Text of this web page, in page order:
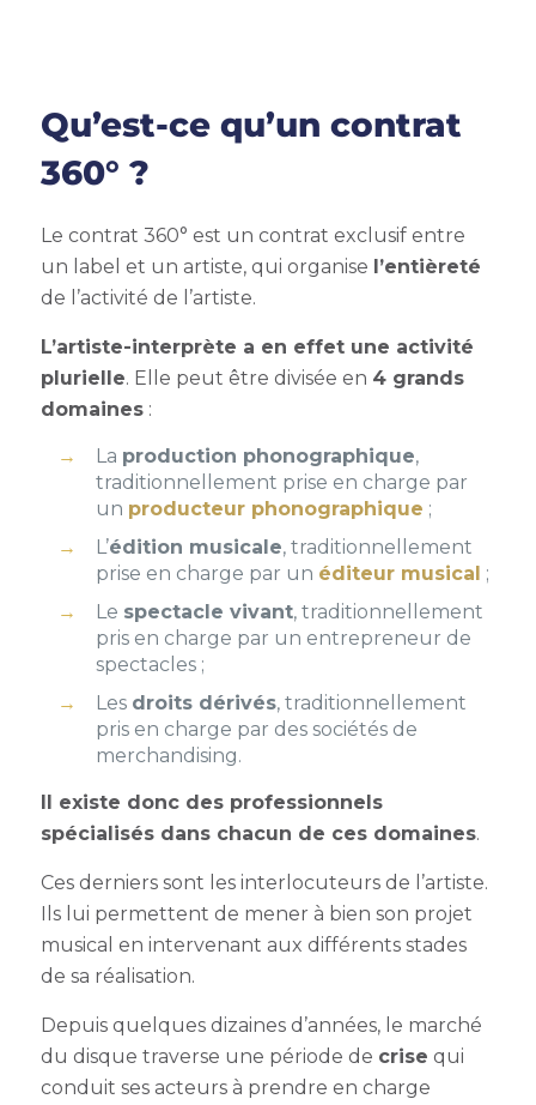
Qu’est-ce qu’un contrat
360° ?
Le contrat 360° est un contrat exclusif entre
un label et un artiste, qui organise l’entièreté
de l’activité de l’artiste.
L’artiste-interprète a en effet une activité
plurielle. Elle peut être divisée en 4 grands
domaines:
La production phonographique,
traditionnellement prise en charge par
un producteur phonographique ;
L’édition musicale, traditionnellement
prise en charge par un éditeur musical ;
Le spectacle vivant, traditionnellement
pris en charge par un entrepreneur de
spectacles;
Les droits dérivés, traditionnellement
pris en charge par des sociétés de
merchandising.
Il existe donc des professionnels
spécialisés dans chacun de ces domaines.
Ces derniers sont les interlocuteurs de l’artiste.
Ils lui permettent de mener à bien son projet
musical en intervenant aux différents stades
de sa réalisation.
Depuis quelques dizaines d’années, le marché
du disque traverse une période de crise qui
conduit ses acteurs à prendre en charge